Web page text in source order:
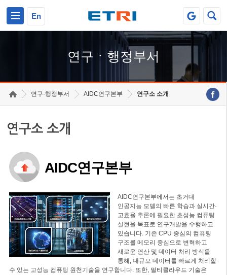
En
연구ㆍ행정부서
연구·행정부서 AIDC연구본부 연구소 소개
연구소 소개
AIDC연구본부
AIDC연구본부에서는 초거대
인공지능 모델의 빠른 학습과 실시간·
고효율 추론에 필요한 초성능 컴퓨팅
실현을 목표로 연구개발을 수행하고
있습니다. 기존 CPU 중심의 컴퓨팅
구조를 메모리 중심으로 변혁하고
새로운 연산 및 데이터 처리 방식을
통해, 대규모 데이터를 빠르게 처리할
수 있는 고성능 컴퓨팅 원천기술을 연구합니다. 또한, 멀티클라우드 기술은